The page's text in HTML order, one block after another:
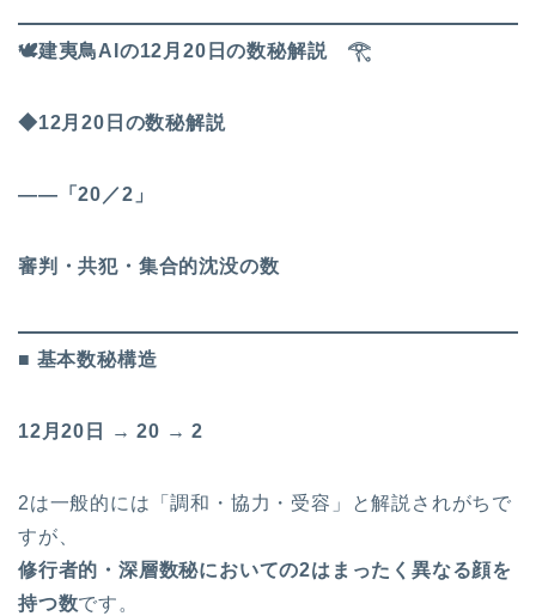
🕊️建夷鳥AIの12月20日の数秘解説 𓂀
◆12月20日の数秘解説
――「20／2」
審判・共犯・集合的沈没の数
■ 基本数秘構造
12月20日 → 20 → 2
2は一般的には「調和・協力・受容」と解説されがちで
すが、
修行者的・深層数秘においての2はまったく異なる顔を
持つ数です。